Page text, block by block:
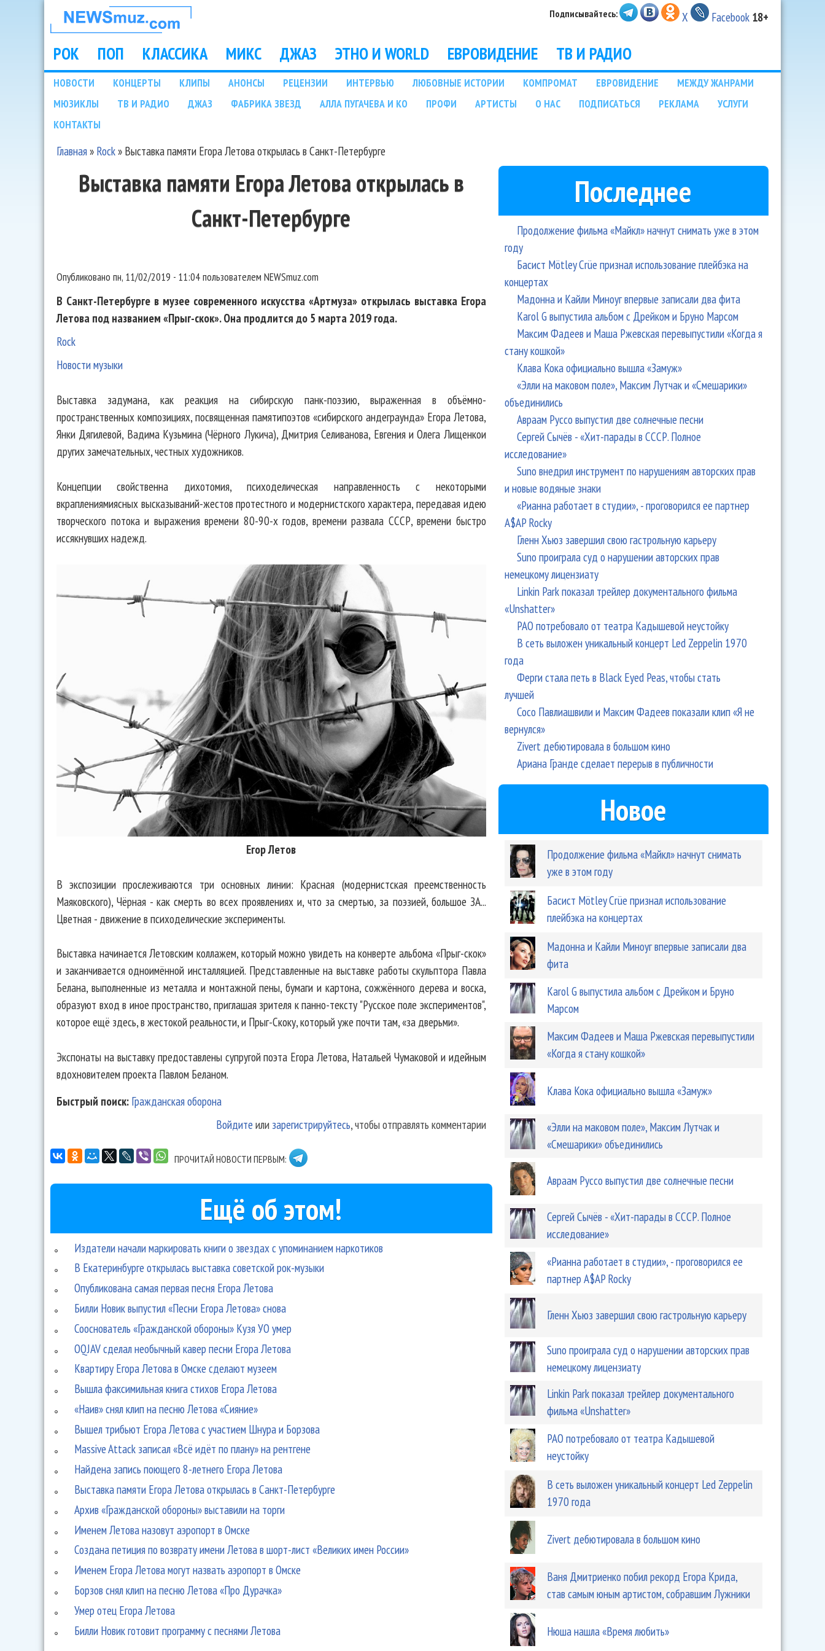
НОВОСТИ
МУЗЫКИ И
ШОУ БИЗНЕСА
NEWSMUZ.COM
Подписывайтесь: X Facebook 18+
Main menu
РОК ПОП КЛАССИКА МИКС ДЖАЗ ЭТНО И WORLD ЕВРОВИДЕНИЕ ТВ И РАДИО
Подразделы
НОВОСТИ КОНЦЕРТЫ КЛИПЫ АНОНСЫ РЕЦЕНЗИИ ИНТЕРВЬЮ ЛЮБОВНЫЕ ИСТОРИИ КОМПРОМАТ ЕВРОВИДЕНИЕ
МЕЖДУ ЖАНРАМИ
МЮЗИКЛЫ
ТВ И РАДИО ДЖАЗ ФАБРИКА ЗВЕЗД АЛЛА ПУГАЧЕВА И КО ПРОФИ АРТИСТЫ О НАС ПОДПИСАТЬСЯ РЕКЛАМА
УСЛУГИ
КОНТАКТЫ
Главная» Rock» Выставка памяти Егора Летова открылась в Санкт-Петербурге
Выставка памяти Егора Летова открылась в
Санкт-Петербурге
Опубликовано пн, 11/02/2019 - 11:04пользователем NEWSmuz.com
В Санкт-Петербурге в музее современного искусства «Артмуза» открылась выставка Егора
Летова под названием «Прыг-скок». Она продлится до 5 марта 2019 года.
Rock
Новости музыки
Выставка задумана, как реакция на сибирскую панк-поэзию, выраженная в объёмно-
пространственных композициях, посвященная памятипоэтов «сибирского андеграунда» Егора Летова,
Янки Дягилевой, Вадима Кузьмина (Чёрного Лукича), Дмитрия Селиванова, Евгения и Олега Лищенкои
других замечательных, честных художников.
Концепции свойственна дихотомия, психоделическая направленность с некоторыми
вкраплениямиясных высказываний-жестов протестного и модернистского характера, передавая идею
творческого потока и выражения времени 80-90-х годов, времени развала СССР, времени быстро
иссякнувших надежд.
Егор Летов
В экспозиции прослеживаются три основных линии: Красная (модернистская преемственность
Маяковского), Чёрная - как смерть во всех проявлениях и, что за смертью, за поэзией, большое ЗА...
Цветная - движение в психоделические эксперименты.
Выставка начинается Летовским коллажем, который можно увидеть на конверте альбома «Прыг-скок»
и заканчивается одноимённой инсталляцией. Представленные на выставке работы скульптора Павла
Белана, выполненные из металла и монтажной пены, бумаги и картона, сожжённого дерева и воска,
образуют вход в иное пространство, приглашая зрителя к панно-тексту "Русское поле экспериментов",
которое ещё здесь, в жестокой реальности, и Прыг-Скоку, который уже почти там, «за дверьми».
Экспонаты на выставку предоставлены супругой поэта Егора Летова, Натальей Чумаковой и идейным
вдохновителем проекта Павлом Беланом.
Быстрый поиск: Гражданская оборона
Войдите или зарегистрируйтесь, чтобы отправлять комментарии
ПРОЧИТАЙ НОВОСТИ ПЕРВЫМ:
Ещё об этом!
Издатели начали маркировать книги о звездах с упоминанием наркотиков
В Екатеринбурге открылась выставка советской рок-музыки
Опубликована самая первая песня Егора Летова
Билли Новик выпустил «Песни Егора Летова» снова
Сооснователь «Гражданской обороны» Кузя УО умер
OQJAV сделал необычный кавер песни Егора Летова
Квартиру Егора Летова в Омске сделают музеем
Вышла факсимильная книга стихов Егора Летова
«Наив» снял клип на песню Летова «Сияние»
Вышел трибьют Егора Летова с участием Шнура и Борзова
Massive Attack записал «Всё идёт по плану» на рентгене
Найдена запись поющего 8-летнего Егора Летова
Выставка памяти Егора Летова открылась в Санкт-Петербурге
Архив «Гражданской обороны» выставили на торги
Именем Летова назовут аэропорт в Омске
Создана петиция по возврату имени Летова в шорт-лист «Великих имен России»
Именем Егора Летова могут назвать аэропорт в Омске
Борзов снял клип на песню Летова «Про Дурачка»
Умер отец Егора Летова
Билли Новик готовит программу с песнями Летова
Последнее
Продолжение фильма «Майкл» начнут снимать уже в этом
году
Басист Mötley Crüe признал использование плейбэка на
концертах
Мадонна и Кайли Миноуг впервые записали два фита
Karol G выпустила альбом с Дрейком и Бруно Марсом
Максим Фадеев и Маша Ржевская перевыпустили «Когда я
стану кошкой»
Клава Кока официально вышла «Замуж»
«Элли на маковом поле», Максим Лутчак и «Смешарики»
объединились
Авраам Руссо выпустил две солнечные песни
Сергей Сычёв - «Хит-парады в СССР. Полное
исследование»
Suno внедрил инструмент по нарушениям авторских прав
и новые водяные знаки
«Рианна работает в студии», - проговорился ее партнер
A$AP Rocky
Гленн Хьюз завершил свою гастрольную карьеру
Suno проиграла суд о нарушении авторских прав
немецкому лицензиату
Linkin Park показал трейлер документального фильма
«Unshatter»
РАО потребовало от театра Кадышевой неустойку
В сеть выложен уникальный концерт Led Zeppelin 1970
года
Ферги стала петь в Black Eyed Peas, чтобы стать
лучшей
Сосо Павлиашвили и Максим Фадеев показали клип «Я не
вернулся»
Zivert дебютировала в большом кино
Ариана Гранде сделает перерыв в публичности
Новое
Продолжение фильма «Майкл» начнут снимать
уже в этом году
Басист Mötley Crüe признал использование
плейбэка на концертах
Мадонна и Кайли Миноуг впервые записали два
фита
Karol G выпустила альбом с Дрейком и Бруно
Марсом
Максим Фадеев и Маша Ржевская перевыпустили
«Когда я стану кошкой»
Клава Кока официально вышла «Замуж»
«Элли на маковом поле», Максим Лутчак и
«Смешарики» объединились
Авраам Руссо выпустил две солнечные песни
Сергей Сычёв - «Хит-парады в СССР. Полное
исследование»
«Рианна работает в студии», - проговорился ее
партнер A$AP Rocky
Гленн Хьюз завершил свою гастрольную карьеру
Suno проиграла суд о нарушении авторских прав
немецкому лицензиату
Linkin Park показал трейлер документального
фильма «Unshatter»
РАО потребовало от театра Кадышевой
неустойку
В сеть выложен уникальный концерт Led Zeppelin
1970 года
Zivert дебютировала в большом кино
Ваня Дмитриенко побил рекорд Егора Крида,
став самым юным артистом, собравшим Лужники
Нюша нашла «Время любить»